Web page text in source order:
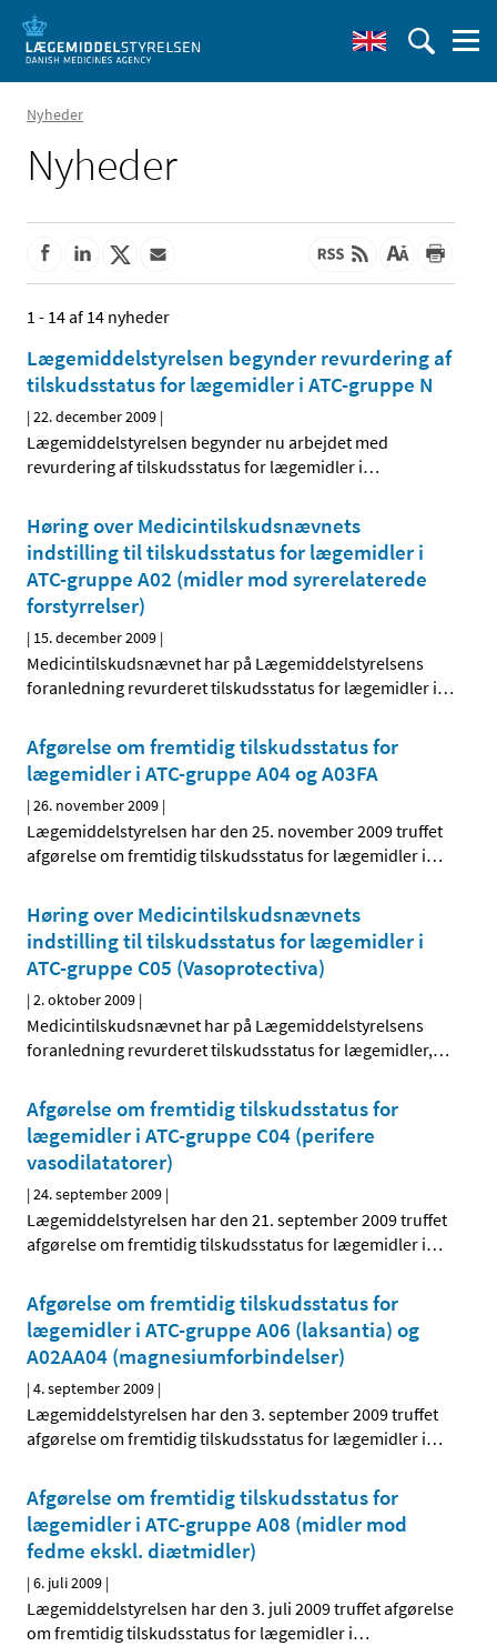
Nyheder
Nyheder
1 - 14 af 14 nyheder
Lægemiddelstyrelsen begynder revurdering af
tilskudsstatus for lægemidler i ATC-gruppe N
|22. december 2009 |
Lægemiddelstyrelsen begynder nu arbejdet med
revurdering af tilskudsstatus for lægemidler i…
Høring over Medicintilskudsnævnets
indstilling til tilskudsstatus for lægemidler i
ATC-gruppe A02 (midler mod syrerelaterede
forstyrrelser)
| 15. december 2009 |
Medicintilskudsnævnet har på Lægemiddelstyrelsens
foranledning revurderet tilskudsstatus for lægemidler i…
Afgørelse om fremtidig tilskudsstatus for
lægemidler i ATC-gruppe A04 og A03FA
|26. november 2009 |
Lægemiddelstyrelsen har den 25. november 2009 truffet
afgørelse om fremtidig tilskudsstatus for lægemidler i…
Høring over Medicintilskudsnævnets
indstilling til tilskudsstatus for lægemidler i
ATC-gruppe C05 (Vasoprotectiva)
|2. oktober 2009 |
Medicintilskudsnævnet har på Lægemiddelstyrelsens
foranledning revurderet tilskudsstatus for lægemidler,…
Afgørelse om fremtidig tilskudsstatus for
lægemidler i ATC-gruppe C04 (perifere
vasodilatatorer)
|24. september 2009 |
Lægemiddelstyrelsen har den 21. september 2009 truffet
afgørelse om fremtidig tilskudsstatus for lægemidler i…
Afgørelse om fremtidig tilskudsstatus for
lægemidler i ATC-gruppe A06 (laksantia) og
A02AA04 (magnesiumforbindelser)
|4. september 2009 |
Lægemiddelstyrelsen har den 3. september 2009 truffet
afgørelse om fremtidig tilskudsstatus for lægemidler i…
Afgørelse om fremtidig tilskudsstatus for
lægemidler i ATC-gruppe A08 (midler mod
fedme ekskl. diætmidler)
|6. juli 2009 |
Lægemiddelstyrelsen har den 3. juli 2009 truffet afgørelse
om fremtidig tilskudsstatus for lægemidler i…